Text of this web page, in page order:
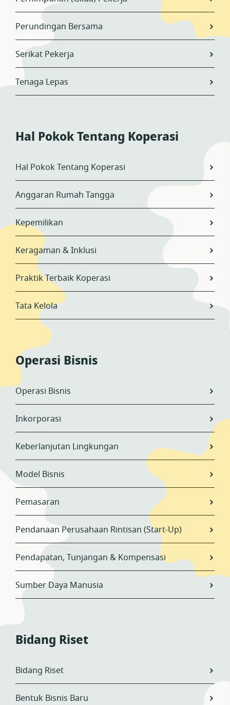
Perundingan Bersama
Serikat Pekerja
Tenaga Lepas
Hal Pokok Tentang Koperasi
Hal Pokok Tentang Koperasi
Anggaran Rumah Tangga
Kepemilikan
Keragaman & Inklusi
Praktik Terbaik Koperasi
Tata Kelola
Operasi Bisnis
Operasi Bisnis
Inkorporasi
Keberlanjutan Lingkungan
Model Bisnis
Pemasaran
Pendanaan Perusahaan Rintisan (Start-Up)
Pendapatan, Tunjangan & Kompensasi
Sumber Daya Manusia
Bidang Riset
Bidang Riset
Bentuk Bisnis Baru